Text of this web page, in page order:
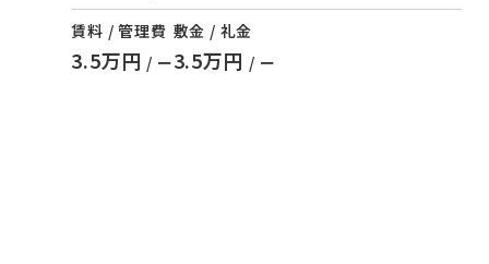
賃料 / 管理費
3.5万円 / ー
敷金 / 礼金
3.5万円 / ー